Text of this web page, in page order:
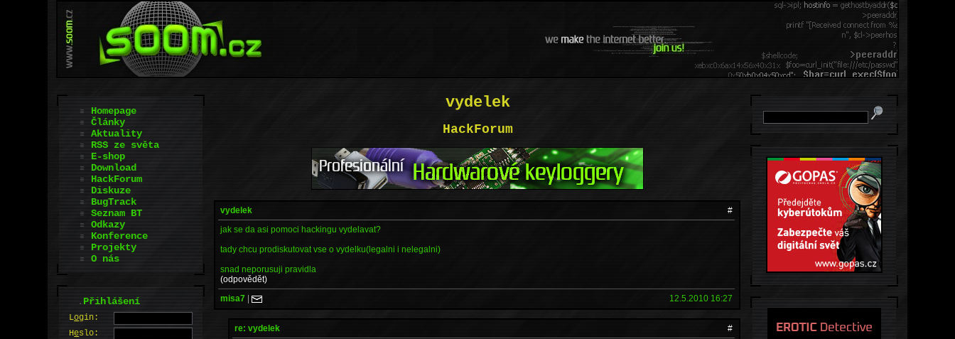
vydelek
HackForum
vydelek
#
jak se da asi pomoci hackingu vydelavat?
tady chcu prodiskutovat vse o vydelku(legalni i nelegalni)
snad neporusuji pravidla
(odpovědět)
misa7 | 12.5.2010 16:27
re: vydelek
#
Homepage
Články
Aktuality
RSS ze světa
E-shop
Download
HackForum
Diskuze
BugTrack
Seznam BT
Odkazy
Konference
Projekty
O nás
.Přihlášení
Login:
Heslo: